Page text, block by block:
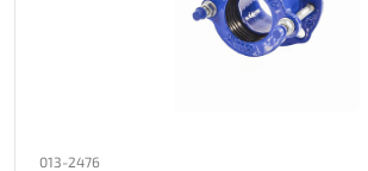
013-2476